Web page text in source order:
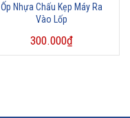
Ốp Nhựa Chấu Kẹp Máy Ra
Vào Lốp
300.000₫